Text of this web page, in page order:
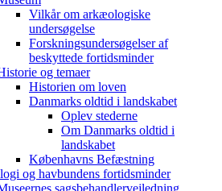
Vilkår om arkæologiske
undersøgelse
Forskningsundersøgelser af
beskyttede fortidsminder
og temaer
Historien om loven
Danmarks oldtid i landskabet
Oplev stederne
Om Danmarks oldtid i
landskabet
Københavns Befæstning
og havbundens fortidsminder
sagsbehandlervejledning